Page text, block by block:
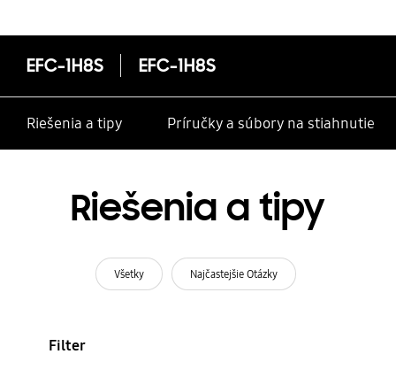
EFC-1H8S EFC-1H8S
Riešenia a tipy Príručky a súbory na stiahnutie
Riešenia a tipy
Všetky Najčastejšie Otázky
Filter